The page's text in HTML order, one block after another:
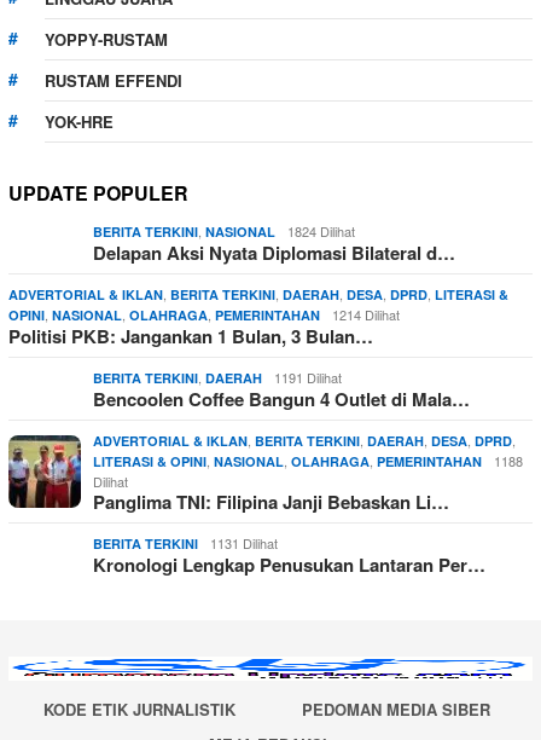
YOPPY-RUSTAM
RUSTAM EFFENDI
YOK-HRE
UPDATE POPULER
BERITA TERKINI, NASIONAL 1824 Dilihat
Delapan Aksi Nyata Diplomasi Bilateral d…
ADVERTORIAL & IKLAN, BERITA TERKINI, DAERAH, DESA, DPRD, LITERASI &
OPINI, NASIONAL, OLAHRAGA, PEMERINTAHAN 1214 Dilihat
Politisi PKB: Jangankan 1 Bulan, 3 Bulan…
BERITA TERKINI, DAERAH 1191 Dilihat
Bencoolen Coffee Bangun 4 Outlet di Mala…
ADVERTORIAL & IKLAN, BERITA TERKINI, DAERAH, DESA, DPRD,
LITERASI & OPINI, NASIONAL, OLAHRAGA, PEMERINTAHAN
1188
Dilihat
Panglima TNI: Filipina Janji Bebaskan Li…
BERITA TERKINI 1131 Dilihat
Kronologi Lengkap Penusukan Lantaran Per…
KODE ETIK JURNALISTIK
PEDOMAN MEDIA SIBER